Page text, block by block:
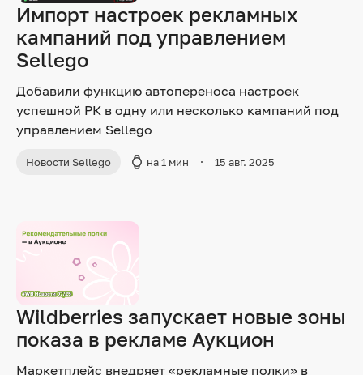
Импорт настроек рекламных
кампаний под управлением
Sellego
Добавили функцию автопереноса настроек
успешной РК в одну или несколько кампаний под
управлением Sellego
Новости Sellego на 1 мин 15 авг. 2025
Wildberries запускает новые зоны
показа в рекламе Аукцион
Маркетплейс внедряет «рекламные полки» в